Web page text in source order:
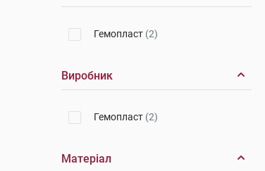
Гемопласт (2)
Виробник
Гемопласт (2)
Матеріал